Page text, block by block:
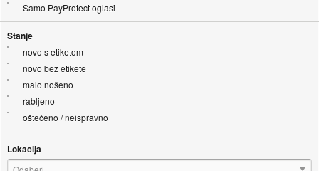
Samo PayProtect oglasi
Stanje
novo s etiketom
novo bez etikete
malo nošeno
rabljeno
oštećeno / neispravno
Lokacija